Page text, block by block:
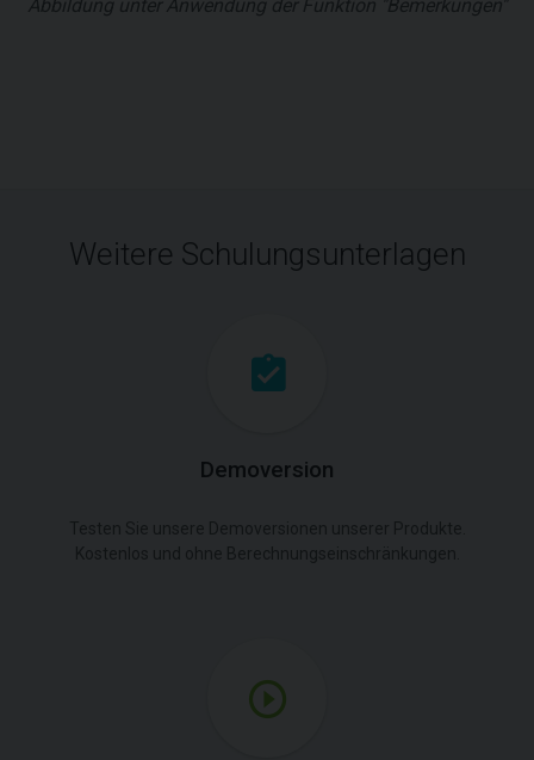
Abbildung unter Anwendung der Funktion "Bemerkungen"
Weitere Schulungsunterlagen
Demoversion